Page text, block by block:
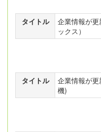
タイトル
企業情報が
ックス）
タイトル
企業情報が
機)